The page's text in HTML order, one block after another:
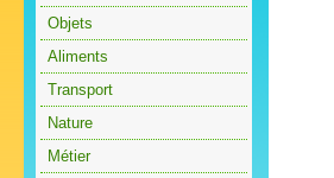
Objets
Aliments
Transport
Nature
Métier